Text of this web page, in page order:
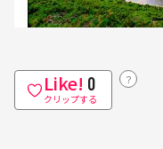
Like! 0
クリップする
？